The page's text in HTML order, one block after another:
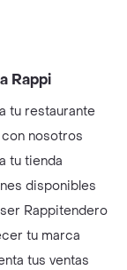
Rappi
tu restaurante
con nosotros
tu tienda
disponibles
Rappitendero
tu marca
tus ventas